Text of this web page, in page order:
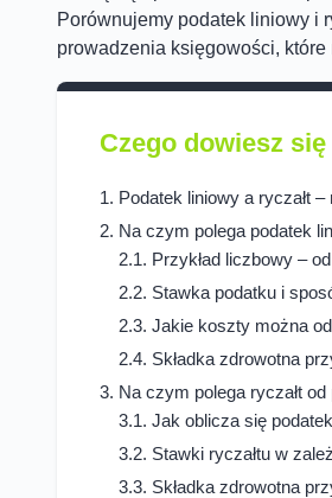
Porównujemy podatek liniowy i
prowadzenia księgowości,
Czego dowiesz się
Podatek liniowy a ryczałt
Na czym polega podatek
Przykład liczbowy –
Stawka podatku i
Jakie koszty można
Składka zdrowotna
Na czym polega ryczałt
Jak oblicza się
Stawki ryczałtu w
Składka zdrowotna